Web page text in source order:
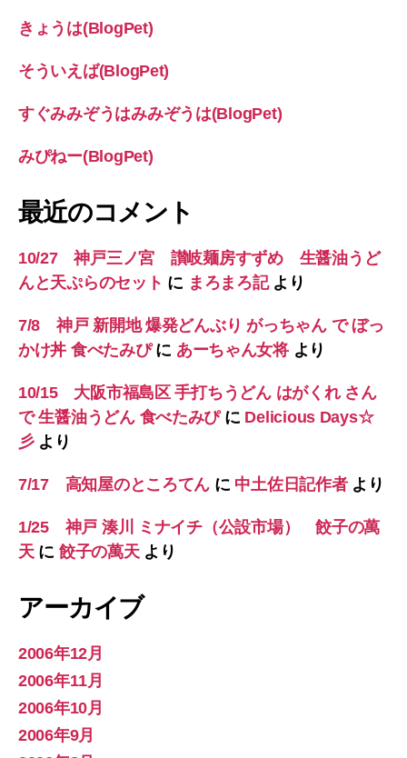
きょうは(BlogPet)
そういえば(BlogPet)
すぐみみぞうはみみぞうは(BlogPet)
みぴねー(BlogPet)
最近のコメント
10/27 神戸三ノ宮 讃岐麺房すずめ 生醤油うど
んと天ぷらのセット に まろまろ記より
7/8 神戸 新開地 爆発どんぶり がっちゃん で ぼっ
かけ丼 食べたみぴに あーちゃん女将より
10/15 大阪市福島区 手打ちうどん はがくれ さん
で 生醤油うどん 食べたみぴに Delicious Days☆
彡より
7/17 高知屋のところてん に 中土佐日記作者より
1/25 神戸 湊川 ミナイチ（公設市場） 餃子の萬
天に 餃子の萬天より
アーカイブ
2006年12月
2006年11月
2006年10月
2006年9月